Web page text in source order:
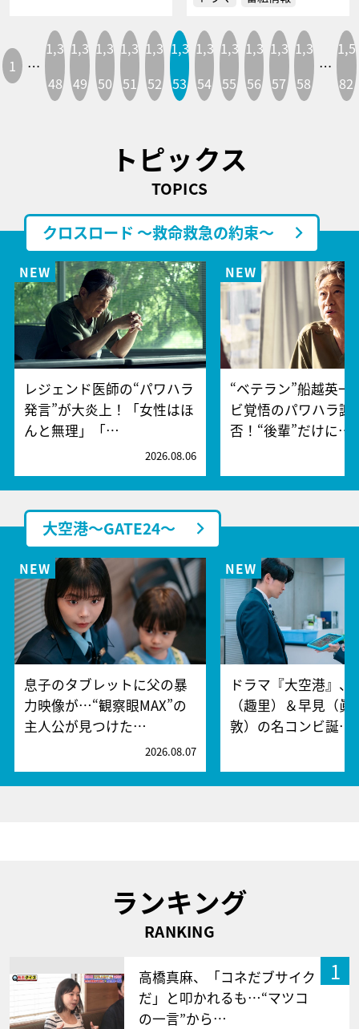
1 …
1,3
48
1,3
49
1,3
50
1,3
51
1,3
52
1,3
53
1,3
54
1,3
55
1,3
56
1,3
57
1,3
58
…
1,5
82
トピックス
TOPICS
クロスロード ～救命救急の約束～
レジェンド医師の“パワハラ
発言”が大炎上！「女性はほ
んと無理」「…
2026.08.06
“ベテラン”船越英一
ビ覚悟のパワハラ謝
否！“後輩”だけに…
大空港～GATE24～
息子のタブレットに父の暴
力映像が…“観察眼MAX”の
主人公が見つけた…
2026.08.07
ドラマ『大空港』、
（趣里）＆早見（眞
敦）の名コンビ誕…
ランキング
RANKING
1
高橋真麻、「コネだブサイク
だ」と叩かれるも…“マツコ
の一言”から…